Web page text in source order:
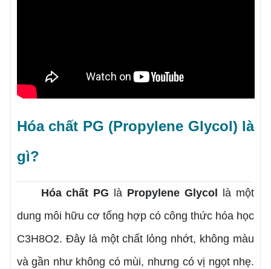
Hóa chất PG (Propylene Glycol) là
gì?
Hóa chất PG là Propylene Glycol là một
dung môi hữu cơ tổng hợp có công thức hóa học
C3H8O2. Đây là một chất lỏng nhớt, không màu
và gần như không có mùi, nhưng có vị ngọt nhẹ.